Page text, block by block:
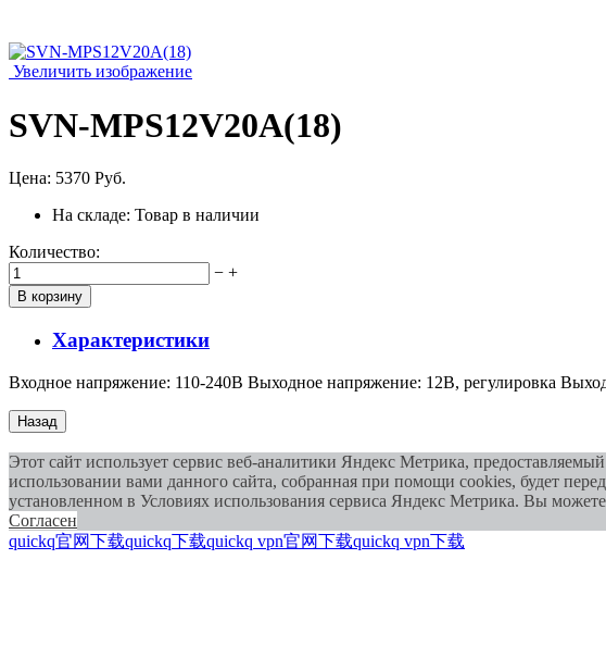
Увеличить изображение
SVN-MPS12V20A(18)
Цена: 5370 Руб.
На складе: Товар в наличии
Количество:
− +
Характеристики
Входное напряжение: 110-240В Выходное напряжение: 12В, регулировка
Этот сайт использует сервис веб-аналитики Яндекс Метрика,
использовании вами данного сайта, собранная при помощи cookies, будет
установленном в Условиях использования сервиса Яндекс Метрика. Вы
Согласен
quickq官网下载quickq下载quickq vpn官网下载quickq vpn下载